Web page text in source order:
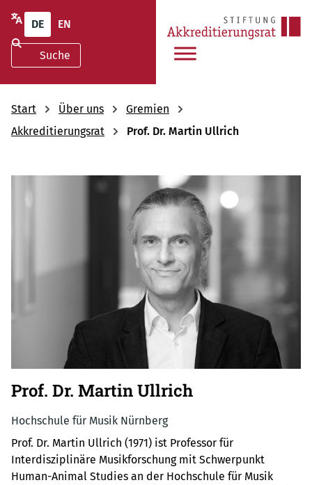
DE EN
Start Über uns
Gremien
Akkreditierungsrat
Prof. Dr. Martin Ullrich
Prof. Dr. Martin Ullrich
Hochschule für Musik Nürnberg
Prof. Dr. Martin Ullrich (1971) ist Professor für
Interdisziplinäre Musikforschung mit Schwerpunkt
Human-Animal Studies an der Hochschule für Musik